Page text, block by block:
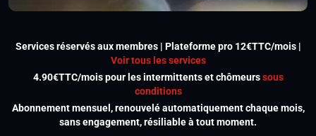
Services réservés aux membres | Plateforme pro 12€TTC/mois |
Voir tous les services
4.90€TTC/mois pour les intermittents et chômeurssous
conditions
Abonnement mensuel, renouvelé automatiquement chaque mois,
sans engagement, résiliable à tout moment.